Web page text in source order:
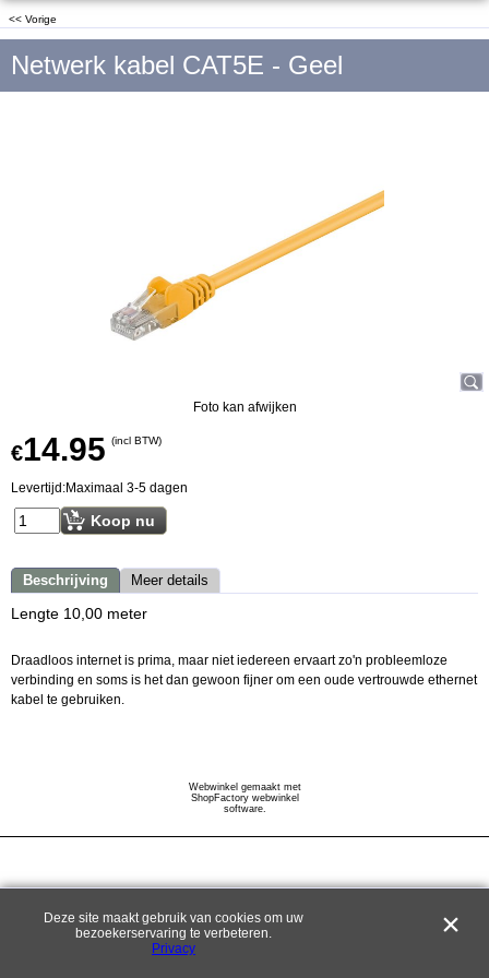
<< Vorige
Netwerk kabel CAT5E - Geel
Foto kan afwijken
€14.95 (incl BTW)
Levertijd:Maximaal 3-5 dagen
Koop nu
Beschrijving Meer details
Lengte 10,00 meter
Draadloos internet is prima, maar niet iedereen ervaart zo'n probleemloze
verbinding en soms is het dan gewoon fijner om een oude vertrouwde ethernet
kabel te gebruiken.
Webwinkel gemaakt met
ShopFactory webwinkel
software.
Deze site maakt gebruik van cookies om uw
bezoekerservaring te verbeteren.
Privacy